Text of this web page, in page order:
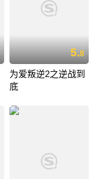
5.8
为爱叛逆2之逆战到
底